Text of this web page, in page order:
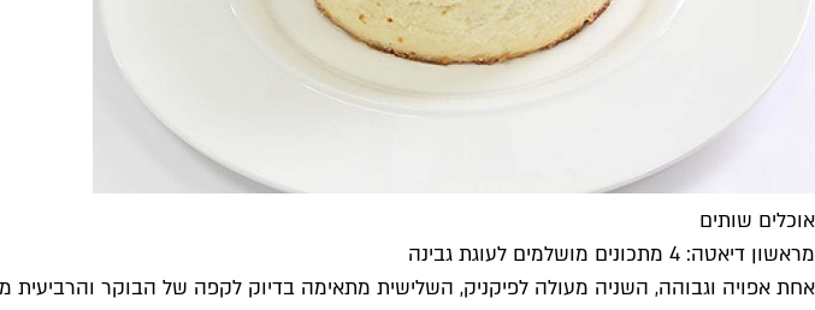
אוכלים שותים
מראשון דיאטה: 4 מתכונים מושלמים לעוגת גבינה
אחת אפויה וגבוהה, השניה מעולה לפיקניק, השלישית מתאימה בדיוק לקפה של הבוקר והרביעית